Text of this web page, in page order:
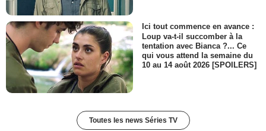
Ici tout commence en avance :
Loup va-t-il succomber à la
tentation avec Bianca ?... Ce
qui vous attend la semaine du
10 au 14 août 2026 [SPOILERS]
Toutes les news Séries TV